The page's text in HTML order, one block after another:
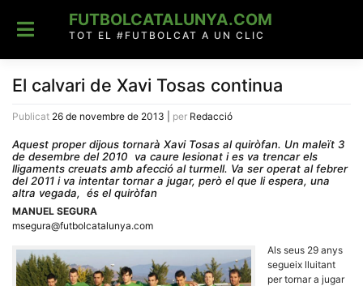
content
FUTBOLCATALUNYA.COM
TOT EL #FUTBOLCAT A UN CLIC
El calvari de Xavi Tosas continua
Publicat 26 de novembre de 2013 per Redacció
Aquest proper dijous tornarà Xavi Tosas al quiròfan. Un maleït 3
de desembre del 2010 va caure lesionat i es va trencar els
lligaments creuats amb afecció al turmell. Va ser operat al febrer
del 2011 i va intentar tornar a jugar, però el que li espera, una
altra vegada, és el quiròfan
MANUEL SEGURA
msegura@futbolcatalunya.com
Als seus 29 anys
segueix lluitant
per tornar a jugar